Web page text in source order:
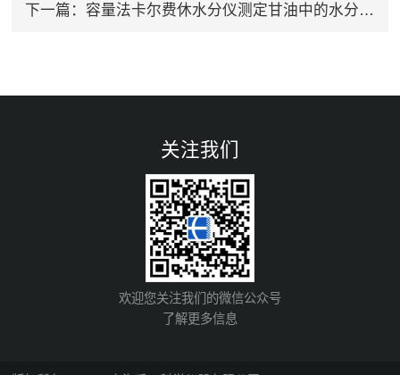
下一篇： 容量法卡尔费休水分仪测定甘油中的水分含量
关注我们
欢迎您关注我们的微信公众号
了解更多信息